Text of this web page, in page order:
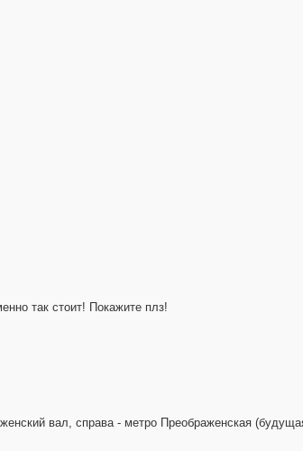
так стоит! Покажите плз!
вал, справа - метро Преображенская